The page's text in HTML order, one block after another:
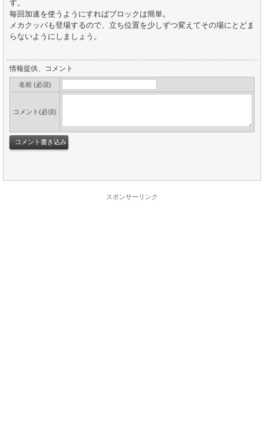
す。
毎回加速を使うようにすればブロックは簡単。
メカクッパも登場するので、立ち位置を少しずつ変えてその場にとどま
らないようにしましょう。
情報提供、コメント
名前 (必須)
コメント(必須)
スポンサーリンク